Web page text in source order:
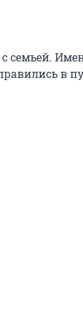
семьей.
в